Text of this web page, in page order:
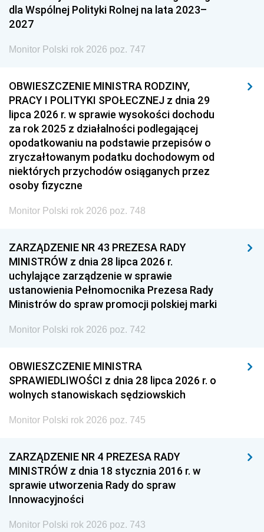
dla Wspólnej Polityki Rolnej na lata 2023–
2027
Monitor Polski rok 2026 poz. 747
OBWIESZCZENIE MINISTRA RODZINY,
PRACY I POLITYKI SPOŁECZNEJ z dnia 29
lipca 2026 r. w sprawie wysokości dochodu
za rok 2025 z działalności podlegającej
opodatkowaniu na podstawie przepisów o
zryczałtowanym podatku dochodowym od
niektórych przychodów osiąganych przez
osoby fizyczne
Monitor Polski rok 2026 poz. 748
ZARZĄDZENIE NR 43 PREZESA RADY
MINISTRÓW z dnia 28 lipca 2026 r.
uchylające zarządzenie w sprawie
ustanowienia Pełnomocnika Prezesa Rady
Ministrów do spraw promocji polskiej marki
Monitor Polski rok 2026 poz. 742
OBWIESZCZENIE MINISTRA
SPRAWIEDLIWOŚCI z dnia 28 lipca 2026 r. o
wolnych stanowiskach sędziowskich
Monitor Polski rok 2026 poz. 745
ZARZĄDZENIE NR 4 PREZESA RADY
MINISTRÓW z dnia 18 stycznia 2016 r. w
sprawie utworzenia Rady do spraw
Innowacyjności
Monitor Polski rok 2026 poz. 743